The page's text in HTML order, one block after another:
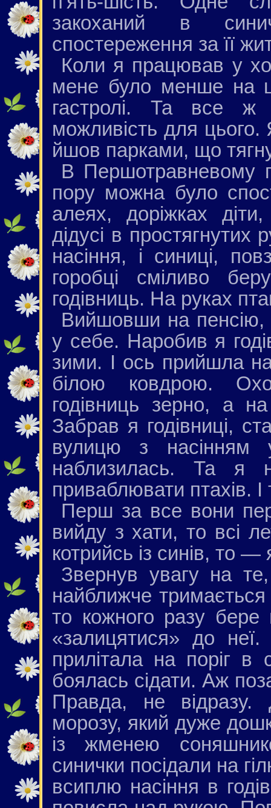
закоханий в
спостереження за її
Коли я працював у
мене було менше на
гастролі. Та все ж
можливість для цього.
йшов парками, що
В Першотравневому
пору можна було
алеях, доріжках
дідусі в
насіння, і синиці,
горобці сміливо
годівниць. На руках
Вийшовши на пенсію,
у себе. Наробив я
зими. І ось прийшла
білою ковдрою.
годівниць зерно, а
Забрав я годівниці,
вулицю з
наблизилась. Та я
приваблювати птахів. І
Перш за все вони
вийду з хати, то всі
котрийсь із синів, то —
Звернув увагу на
найближче
то кожного разу
«залицятися» до
прилітала на поріг в
боялась сідати. Аж
Правда, не відразу.
морозу, який дуже
із жменею
синички посідали на
всиплю насіння в